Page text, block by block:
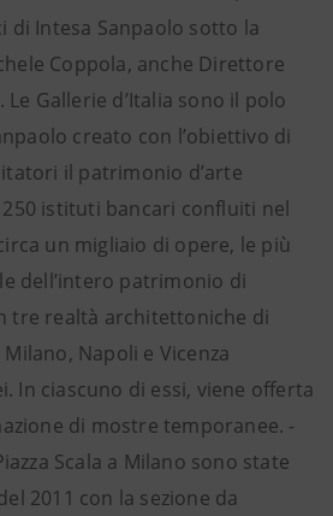
di Intesa Sanpaolo sotto la
Coppola, anche Direttore
Le Gallerie d’Italia sono il polo
creato con l’obiettivo di
il patrimonio d’arte
istituti bancari confluiti nel
un migliaio di opere, le più
dell’intero patrimonio di
tre realtà architettoniche di
Napoli e Vicenza
In ciascuno di essi, viene offerta
di mostre temporanee. -
Scala a Milano sono state
2011 con la sezione da